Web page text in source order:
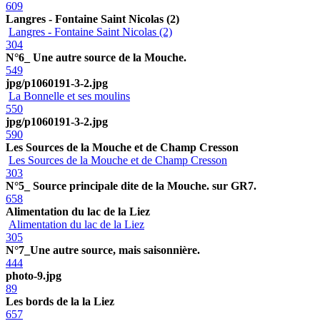
609
Langres - Fontaine Saint Nicolas (2)
Langres - Fontaine Saint Nicolas (2)
304
N°6_ Une autre source de la Mouche.
549
jpg/p1060191-3-2.jpg
La Bonnelle et ses moulins
550
jpg/p1060191-3-2.jpg
590
Les Sources de la Mouche et de Champ Cresson
Les Sources de la Mouche et de Champ Cresson
303
N°5_ Source principale dite de la Mouche. sur GR7.
658
Alimentation du lac de la Liez
Alimentation du lac de la Liez
305
N°7_Une autre source, mais saisonnière.
444
photo-9.jpg
89
Les bords de la la Liez
657